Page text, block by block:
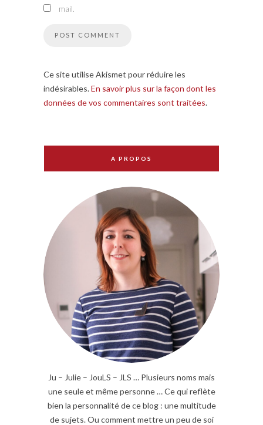
mail.
Ce site utilise Akismet pour réduire les
indésirables.En savoir plus sur la façon dont les
données de vos commentaires sont traitées.
A PROPOS
Ju – Julie – JouLS – JLS … Plusieurs noms mais
une seule et même personne … Ce qui reflète
bien la personnalité de ce blog : une multitude
de sujets. Ou comment mettre un peu de soi